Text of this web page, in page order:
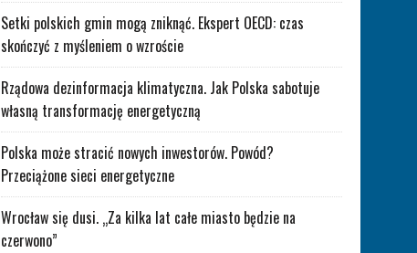
Setki polskich gmin mogą zniknąć. Ekspert OECD: czas
skończyć z myśleniem o wzroście
Rządowa dezinformacja klimatyczna. Jak Polska sabotuje
własną transformację energetyczną
Polska może stracić nowych inwestorów. Powód?
Przeciążone sieci energetyczne
Wrocław się dusi. „Za kilka lat całe miasto będzie na
czerwono”